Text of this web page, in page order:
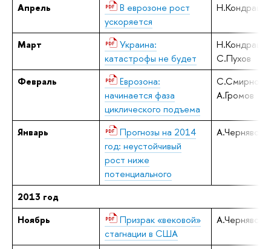
Апрель
В еврозоне рост
ускоряется
Март
Украина:
катастрофы не будет
С.Пухов
Февраль
Еврозона:
начинается фаза
циклического подъема
С.Смирнов,
А.Громов
Январь
Прогнозы на 2014
год: неустойчивый
рост ниже
потенциального
2013 год
Ноябрь
Призрак «вековой»
стагнации в США